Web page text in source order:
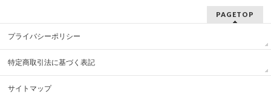
PAGETOP
プライバシーポリシー
特定商取引法に基づく表記
サイトマップ